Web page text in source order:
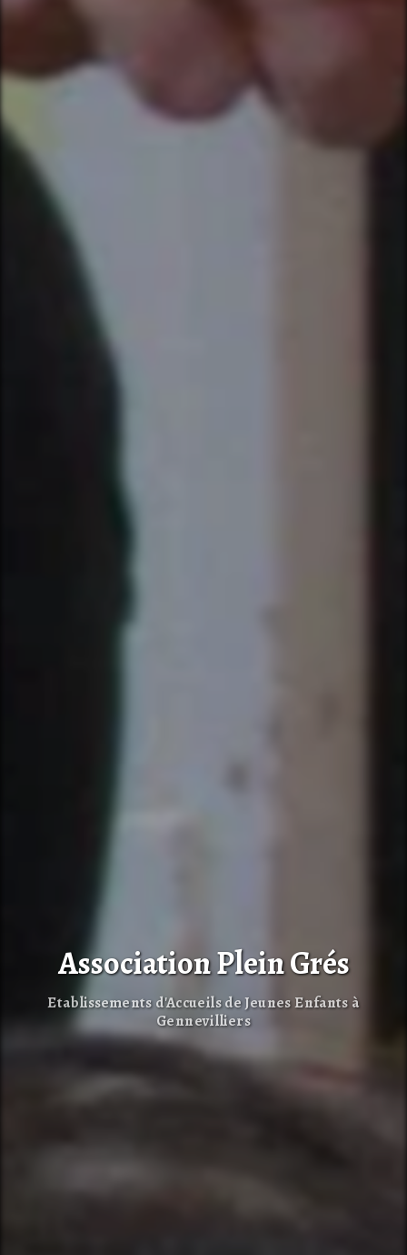
Association Plein Grés
Etablissements d'Accueils de Jeunes Enfants à
Gennevilliers